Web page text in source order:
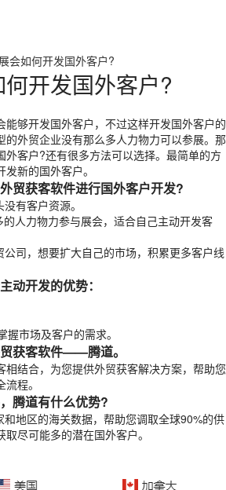
会如何开发国外客户?
开发国外客户?
能够开发国外客户，不过这样开发国外客户的
的外贸企业没有那么多人力物力可以参展。那
外客户?还有很多方法可以选择。最简单的方
新的国外客户。
贸获客软件进行国外客户开发?
有客户资源。
人力物力参与展会，适合自己主动开发客
司，想要扩大自己的市场，积累更多客户线
动开发的优势：
市场及客户的需求。
获客软件——腾道。
相结合，为您提供外贸获客解决方案，帮助您
程。
腾道有什么优势?
地区的海关数据，帮助您调取全球90%的供
尽可能多的潜在国外客户。